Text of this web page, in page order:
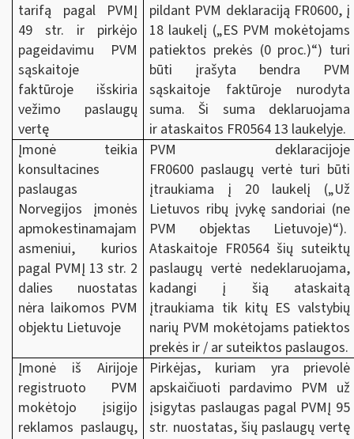
tarifą pagal PVMĮ
49 str. ir pirkėjo
pageidavimu PVM
sąskaitoje
faktūroje išskiria
vežimo paslaugų
vertę
pildant PVM deklaraciją FR0600, į
18 laukelį („ES PVM mokėtojams
patiektos prekės (0 proc.)“) turi
būti įrašyta bendra PVM
sąskaitoje faktūroje nurodyta
suma. Ši suma deklaruojama
ir ataskaitos FR0564 13 laukelyje.
Įmonė teikia
konsultacines
paslaugas
Norvegijos įmonės
apmokestinamajam
asmeniui, kurios
pagal PVMĮ 13 str. 2
dalies nuostatas
nėra laikomos PVM
objektu Lietuvoje
PVM deklaracijoje
FR0600 paslaugų vertė turi būti
įtraukiama į 20 laukelį („Už
Lietuvos ribų įvykę sandoriai (ne
PVM objektas Lietuvoje)“).
Ataskaitoje FR0564 šių suteiktų
paslaugų vertė nedeklaruojama,
kadangi į šią ataskaitą
įtraukiama tik kitų ES valstybių
narių PVM mokėtojams patiektos
prekės ir / ar suteiktos paslaugos.
Įmonė iš Airijoje
registruoto PVM
mokėtojo įsigijo
reklamos paslaugų,
Pirkėjas, kuriam yra prievolė
apskaičiuoti pardavimo PVM už
įsigytas paslaugas pagal PVMĮ 95
str. nuostatas, šių paslaugų vertę